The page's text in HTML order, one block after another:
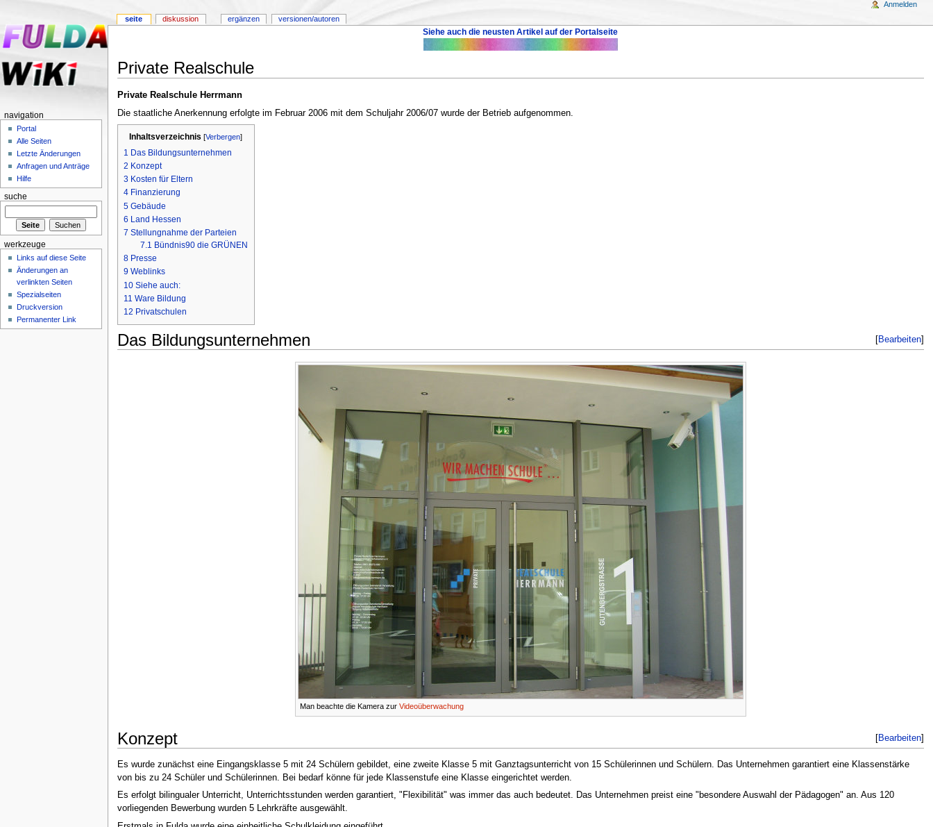
Siehe auch die neusten Artikel auf der Portalseite
Private Realschule
Private Realschule Herrmann
Die staatliche Anerkennung erfolgte im Februar 2006 mit dem Schuljahr 2006/07 wurde der Betrieb aufgenommen.
Inhaltsverzeichnis [Verbergen]
1 Das Bildungsunternehmen
2 Konzept
3 Kosten für Eltern
4 Finanzierung
5 Gebäude
6 Land Hessen
7 Stellungnahme der Parteien
7.1 Bündnis90 die GRÜNEN
8 Presse
9 Weblinks
10 Siehe auch:
11 Ware Bildung
12 Privatschulen
Bearbeiten
Das Bildungsunternehmen
Man beachte die Kamera zur Videoüberwachung
[Bearbeiten]
Konzept
Es wurde zunächst eine Eingangsklasse 5 mit 24 Schülern gebildet, eine zweite Klasse 5 mit Ganztagsunterricht von 15 Schülerinnen und Schülern. Das Unternehmen garantiert eine Klassenstärke
von bis zu 24 Schüler und Schülerinnen. Bei bedarf könne für jede Klassenstufe eine Klasse eingerichtet werden.
Es erfolgt bilingualer Unterricht, Unterrichtsstunden werden garantiert, "Flexibilität" was immer das auch bedeutet. Das Unternehmen preist eine "besondere Auswahl der Pädagogen" an. Aus 120
vorliegenden Bewerbung wurden 5 Lehrkräfte ausgewählt.
seite diskussion ergänzen versionen/autoren
Anmelden
navigation
Portal
Alle Seiten
Letzte Änderungen
Anfragen und Anträge
Hilfe
suche
werkzeuge
Links auf diese Seite
Änderungen an
verlinkten Seiten
Spezialseiten
Druckversion
Permanenter Link